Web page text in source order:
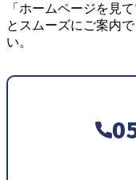
「ホームページを見
とスムーズにご案内
い。